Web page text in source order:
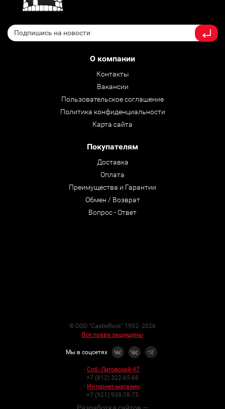
О компании
Контакты
Вакансии
Пользовательское соглашение
Политика конфиденциальности
Карта сайта
Покупателям
Доставка
Оплата
Преимущества и Гарантии
Обмен / Возврат
Вопрос - Ответ
© ООО "CastleRock" 1992- 2026
Все права защищены
Мы в соцсетях
- Спб. Лиговский 47:
+7 (812) 322-65-68
- Интернет-магазин:
+7 (921) 938-78-75